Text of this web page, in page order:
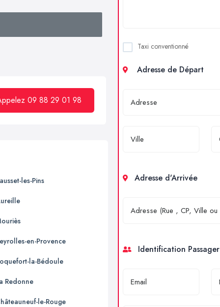
09 88 29 01 98
les-Pins
en-Provence
la-Bédoule
Redonne
le-Rouge
Taxi conventionné
Adresse de Départ
Adresse d'Arrivée
Identification Passager